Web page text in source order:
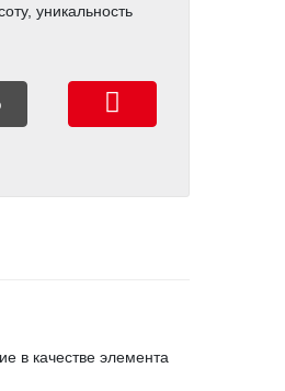
уникальность
в качестве элемента